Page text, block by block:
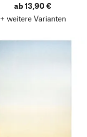
ab 13,90 €
+ weitere Varianten